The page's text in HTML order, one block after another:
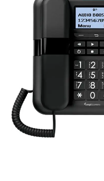
Accessoires Salle de bain
Vêtements & Chaussures
Sécurité
0.00 €